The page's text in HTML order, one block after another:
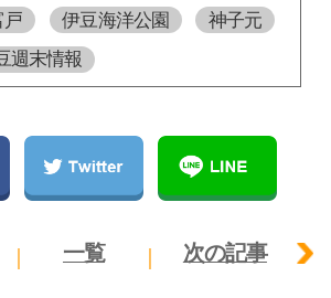
戸 伊豆海洋公園
神子元
週末情報
一覧 次の記事